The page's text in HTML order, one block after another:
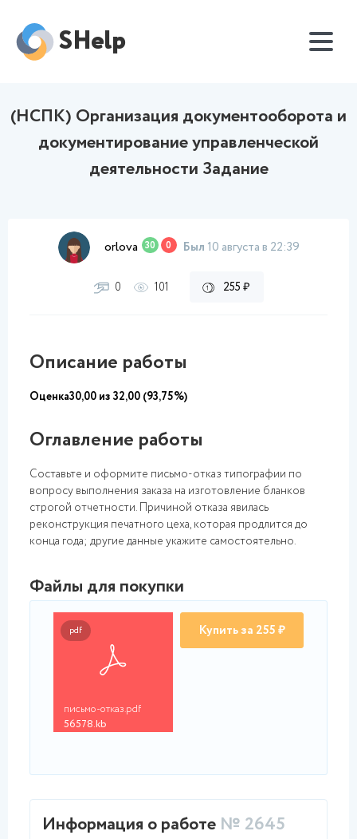
SHelp
(НСПК) Организация документооборота и
документирование управленческой
деятельности Задание
orlova 30 0 Был 10 августа в 22:39
0 101 255 ₽
Описание работы
Оценка30,00 из 32,00 (93,75%)
Оглавление работы
Составьте и оформите письмо-отказ типографии по
вопросу выполнения заказа на изготовление бланков
строгой отчетности. Причиной отказа явилась
реконструкция печатного цеха, которая продлится до
конца года; другие данные укажите самостоятельно.
Файлы для покупки
pdf
письмо-отказ.pdf
56578.kb
Купить за 255 ₽
Информация о работе № 2645